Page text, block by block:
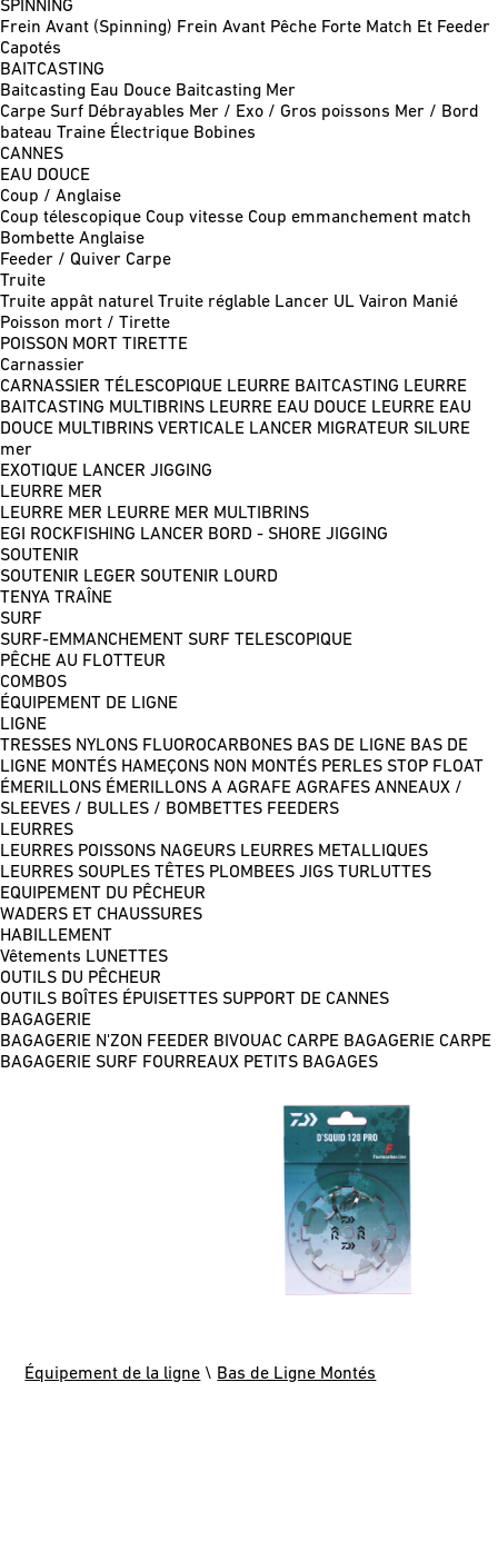
SPINNING
Frein Avant (Spinning) Frein Avant Pêche Forte Match Et Feeder
Capotés
BAITCASTING
Baitcasting Eau Douce Baitcasting Mer
Carpe Surf Débrayables Mer / Exo / Gros poissons Mer / Bord
bateau Traine Électrique Bobines
CANNES
EAU DOUCE
Coup / Anglaise
Coup télescopique Coup vitesse Coup emmanchement match
Bombette Anglaise
Feeder / Quiver Carpe
Truite
Truite appât naturel Truite réglable Lancer UL Vairon Manié
Poisson mort / Tirette
POISSON MORT TIRETTE
Carnassier
CARNASSIER TÉLESCOPIQUE LEURRE BAITCASTING LEURRE
BAITCASTING MULTIBRINS LEURRE EAU DOUCE LEURRE EAU
DOUCE MULTIBRINS VERTICALE LANCER MIGRATEUR SILURE
mer
EXOTIQUE LANCER JIGGING
LEURRE MER
LEURRE MER LEURRE MER MULTIBRINS
EGI
ROCKFISHING LANCER BORD - SHORE JIGGING
SOUTENIR
SOUTENIR LEGER SOUTENIR LOURD
TENYA TRAÎNE
SURF
SURF-EMMANCHEMENT SURF TELESCOPIQUE
PÊCHE AU FLOTTEUR
COMBOS
ÉQUIPEMENT DE LIGNE
LIGNE
TRESSES NYLONS FLUOROCARBONES BAS DE LIGNE BAS DE
LIGNE MONTÉS HAMEÇONS NON MONTÉS PERLES STOP FLOAT
ÉMERILLONS ÉMERILLONS A AGRAFE AGRAFES ANNEAUX /
SLEEVES / BULLES / BOMBETTES FEEDERS
LEURRES
LEURRES POISSONS NAGEURS LEURRES METALLIQUES
LEURRES SOUPLES TÊTES PLOMBEES JIGS TURLUTTES
EQUIPEMENT DU PÊCHEUR
WADERS ET CHAUSSURES
HABILLEMENT
Vêtements LUNETTES
OUTILS DU PÊCHEUR
OUTILS BOÎTES ÉPUISETTES SUPPORT DE CANNES
BAGAGERIE
BAGAGERIE N'ZON FEEDER BIVOUAC CARPE BAGAGERIE CARPE
BAGAGERIE SURF FOURREAUX PETITS BAGAGES
Équipement de la ligne \ Bas de Ligne Montés